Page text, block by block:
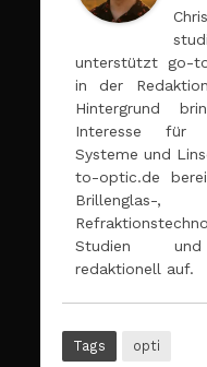
unterstützt go-
in der
Hintergrund
Interesse für
Systeme und
to-optic.de
Studien und
redaktionell auf.
Tags opti